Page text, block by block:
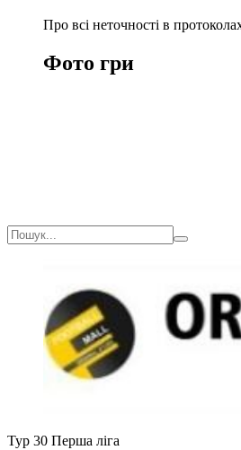
Про всі неточності в
Фото гри
Тур 30 Перша ліга